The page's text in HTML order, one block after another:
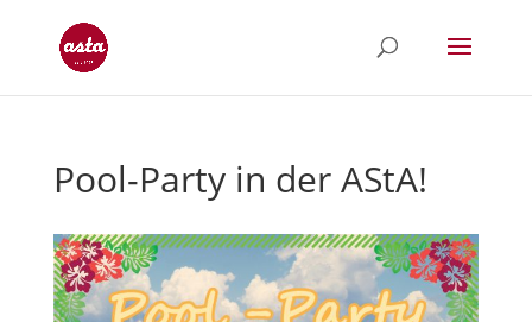
Pool-Party in der AStA!